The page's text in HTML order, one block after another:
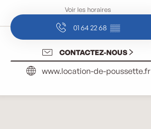
Voir les horaires
01 64 22 68 ▒▒
CONTACTEZ-NOUS
www.location-de-poussette.fr